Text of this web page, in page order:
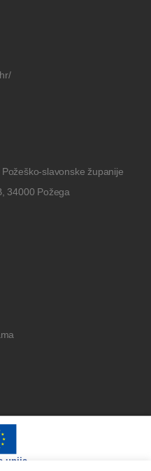
slavonske županije
34000 Požega
unija